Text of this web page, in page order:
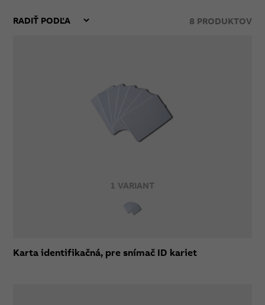
8 PRODUKTOV
1 VARIANT
Karta identifikačná, pre snímač ID kariet